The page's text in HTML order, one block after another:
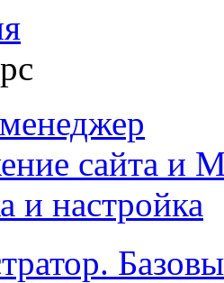
сайта и
и настройка